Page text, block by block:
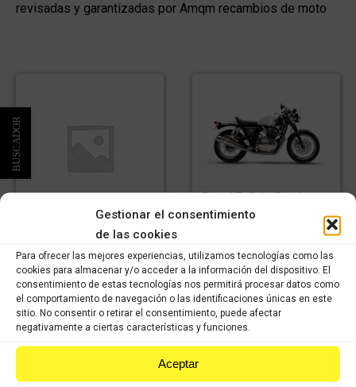
Gestionar el consentimiento
de las cookies
Para ofrecer las mejores experiencias, utilizamos tecnologías como las
cookies para almacenar y/o acceder a la información del dispositivo. El
consentimiento de estas tecnologías nos permitirá procesar datos como
el comportamiento de navegación o las identificaciones únicas en este
sitio. No consentir o retirar el consentimiento, puede afectar
negativamente a ciertas características y funciones.
Aceptar
revisadas y garantizadas por Amqm recambios de moto
Royal Enfield Continental
535 GT 2015
49 Products
Royal Enfield Continental
GT 650 2015